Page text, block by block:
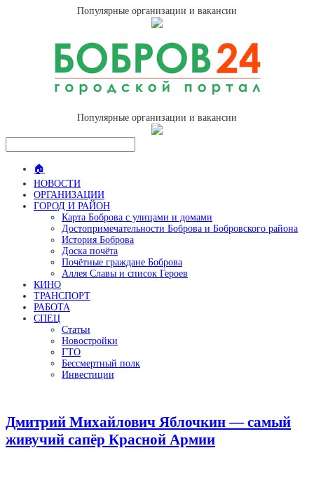
Популярные организации и вакансии
Популярные организации и вакансии
🏠
НОВОСТИ
ОРГАНИЗАЦИИ
ГОРОД И РАЙОН
Карта Боброва с улицами и домами
Достопримечательности Боброва и Бобровского района
История Боброва
Доска почёта
Почётные граждане Боброва
Аллея Славы и список Героев
КИНО
ТРАНСПОРТ
РАБОТА
СПЕЦ
Статьи
Новостройки
ГТО
Бессмертный полк
Инвестиции
Дмитрий Михайлович Яблочкин — самый
живучий сапёр Красной Армии